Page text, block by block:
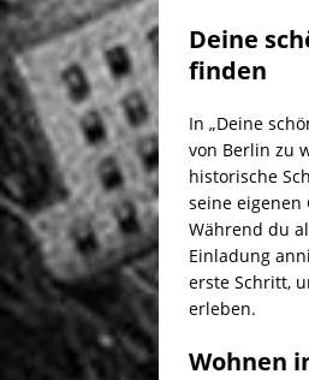
Deine
finden
In „Deine
von Berlin zu
historische
seine eigenen
Während du
Einladung
erste Schritt,
erleben.
Wohnen